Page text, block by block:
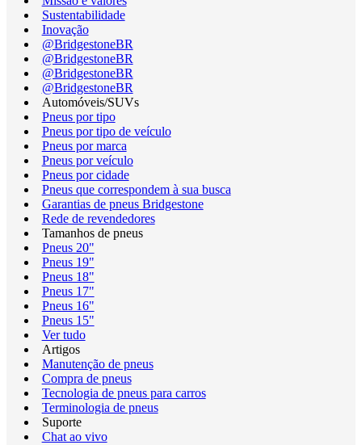
Sustentabilidade
Inovação
@BridgestoneBR
@BridgestoneBR
@BridgestoneBR
@BridgestoneBR
Automóveis/SUVs
Pneus por tipo
Pneus por tipo de veículo
Pneus por marca
Pneus por veículo
Pneus por cidade
Pneus que correspondem à sua busca
Garantias de pneus Bridgestone
Rede de revendedores
Tamanhos de pneus
Pneus 20"
Pneus 19"
Pneus 18"
Pneus 17"
Pneus 16"
Pneus 15"
Ver tudo
Artigos
Manutenção de pneus
Compra de pneus
Tecnologia de pneus para carros
Terminologia de pneus
Suporte
Chat ao vivo